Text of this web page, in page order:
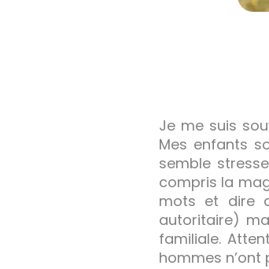
Je me suis
Mes enfants
semble
compris la
mots et dire
autoritaire)
familiale.
hommes n’ont